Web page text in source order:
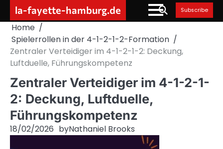
content
la-fayette-hamburg.de Subscribe
Home
Spielerrollen in der 4-1-2-1-2-Formation
Zentraler Verteidiger im 4-1-2-1-2: Deckung,
Luftduelle, Führungskompetenz
Zentraler Verteidiger im 4-1-2-1-
2: Deckung, Luftduelle,
Führungskompetenz
18/02/2026 byNathaniel Brooks